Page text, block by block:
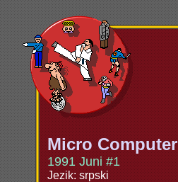
Micro Computer
1991 Juni #1
Jezik: srpski